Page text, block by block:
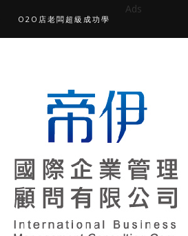
O2O店老闆超級成功學
Ads